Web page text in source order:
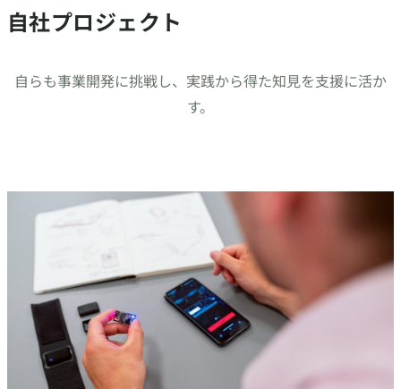
自社プロジェクト
自らも事業開発に挑戦し、実践から得た知見を支援に活か
す。